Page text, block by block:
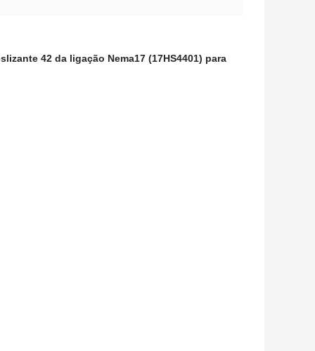
42 da ligação Nema17 (17HS4401) para